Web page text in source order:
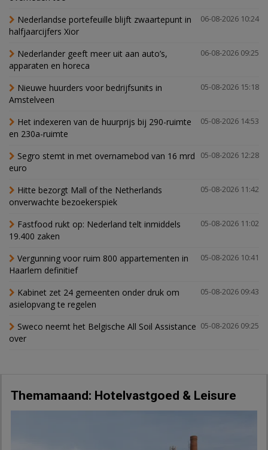
06-08-2026 10:24
Nederlandse portefeuille blijft zwaartepunt in
halfjaarcijfers Xior
06-08-2026 09:25
Nederlander geeft meer uit aan auto’s,
apparaten en horeca
05-08-2026 15:18
Nieuwe huurders voor bedrijfsunits in
Amstelveen
05-08-2026 14:53
Het indexeren van de huurprijs bij 290-ruimte
en 230a-ruimte
05-08-2026 12:28
Segro stemt in met overnamebod van 16 mrd
euro
05-08-2026 11:42
Hitte bezorgt Mall of the Netherlands
onverwachte bezoekerspiek
05-08-2026 11:02
Fastfood rukt op: Nederland telt inmiddels
19.400 zaken
05-08-2026 10:41
Vergunning voor ruim 800 appartementen in
Haarlem definitief
05-08-2026 09:43
Kabinet zet 24 gemeenten onder druk om
asielopvang te regelen
05-08-2026 09:25
Sweco neemt het Belgische All Soil Assistance
over
Themamaand: Hotelvastgoed & Leisure